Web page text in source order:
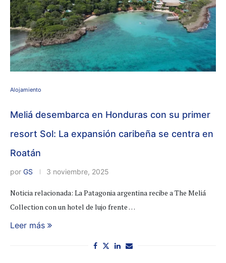
Alojamiento
Meliá desembarca en Honduras con su primer
resort Sol: La expansión caribeña se centra en
Roatán
por GS 3 noviembre, 2025
Noticia relacionada: La Patagonia argentina recibe a The Meliá
Collection con un hotel de lujo frente …
Leer más